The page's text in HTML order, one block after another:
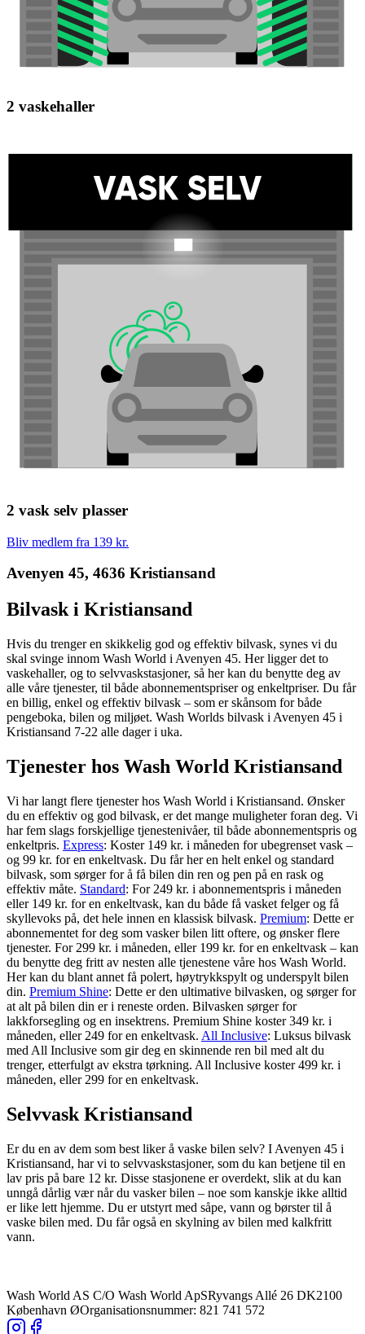
2 vaskehaller
2 vask selv plasser
Bliv medlem fra 139 kr.
Avenyen 45, 4636 Kristiansand
Bilvask i Kristiansand
Hvis du trenger en skikkelig god og effektiv bilvask, synes vi du
skal svinge innom Wash World i Avenyen 45. Her ligger det to
vaskehaller, og to selvvaskstasjoner, så her kan du benytte deg av
alle våre tjenester, til både abonnementspriser og enkeltpriser. Du får
en billig, enkel og effektiv bilvask – som er skånsom for både
pengeboka, bilen og miljøet. Wash Worlds bilvask i Avenyen 45 i
Kristiansand 7-22 alle dager i uka.
Tjenester hos Wash World Kristiansand
Vi har langt flere tjenester hos Wash World i Kristiansand. Ønsker
du en effektiv og god bilvask, er det mange muligheter foran deg. Vi
har fem slags forskjellige tjenestenivåer, til både abonnementspris og
enkeltpris. Express: Koster 149 kr. i måneden for ubegrenset vask –
og 99 kr. for en enkeltvask. Du får her en helt enkel og standard
bilvask, som sørger for å få bilen din ren og pen på en rask og
effektiv måte. Standard: For 249 kr. i abonnementspris i måneden
eller 149 kr. for en enkeltvask, kan du både få vasket felger og få
skyllevoks på, det hele innen en klassisk bilvask. Premium: Dette er
abonnementet for deg som vasker bilen litt oftere, og ønsker flere
tjenester. For 299 kr. i måneden, eller 199 kr. for en enkeltvask – kan
du benytte deg fritt av nesten alle tjenestene våre hos Wash World.
Her kan du blant annet få polert, høytrykkspylt og underspylt bilen
din. Premium Shine: Dette er den ultimative bilvasken, og sørger for
at alt på bilen din er i reneste orden. Bilvasken sørger for
lakkforsegling og en insektrens. Premium Shine koster 349 kr. i
måneden, eller 249 for en enkeltvask. All Inclusive: Luksus bilvask
med All Inclusive som gir deg en skinnende ren bil med alt du
trenger, etterfulgt av ekstra tørkning. All Inclusive koster 499 kr. i
måneden, eller 299 for en enkeltvask.
Selvvask Kristiansand
Er du en av dem som best liker å vaske bilen selv? I Avenyen 45 i
Kristiansand, har vi to selvvaskstasjoner, som du kan betjene til en
lav pris på bare 12 kr. Disse stasjonene er overdekt, slik at du kan
unngå dårlig vær når du vasker bilen – noe som kanskje ikke alltid
er like lett hjemme. Du er utstyrt med såpe, vann og børster til å
vaske bilen med. Du får også en skylning av bilen med kalkfritt
vann.
Wash World AS C/O Wash World ApSRyvangs Allé 26 DK2100
København ØOrganisationsnummer: 821 741 572